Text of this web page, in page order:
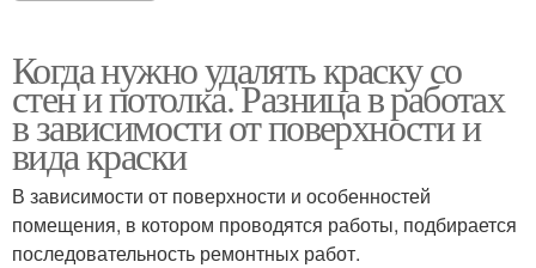
Когда нужно удалять краску со
стен и потолка. Разница в работах
в зависимости от поверхности и
вида краски
В зависимости от поверхности и особенностей
помещения, в котором проводятся работы, подбирается
последовательность ремонтных работ.